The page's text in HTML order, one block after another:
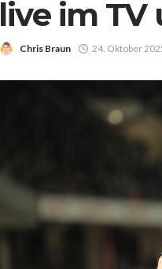
live im TV
Chris Braun 24. Oktober